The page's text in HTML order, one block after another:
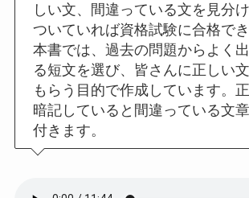
しい文、間違っている文を見分
ついていれば資格試験に合格でき
本書では、過去の問題からよく
る短文を選び、皆さんに正しい
もらう目的で作成しています。
暗記していると間違っている文
付きます。